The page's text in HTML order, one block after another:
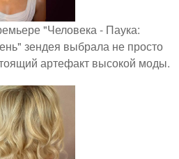
"Человека - Паука:
зендея выбрала не просто
артефакт высокой моды.